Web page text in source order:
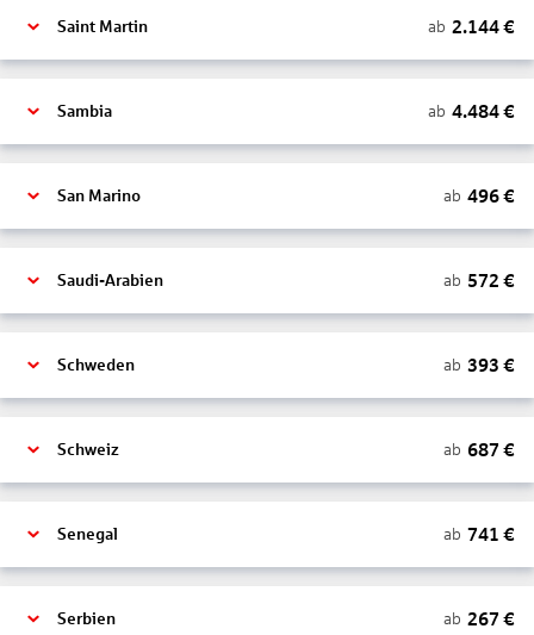
Saint Martin ab 2.144€
Sambia ab 4.484€
San Marino ab 496€
Saudi-Arabien ab 572 €
Schweden ab 393 €
Schweiz ab 687 €
Senegal ab 741 €
Serbien ab 267 €